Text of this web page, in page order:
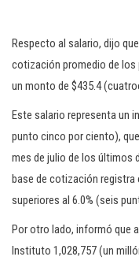
Respecto al salario, dijo
cotización promedio de los
un monto de $435.4
Este salario representa un
punto cinco por ciento),
mes de julio de los últimos
base de cotización registra
superiores al 6.0% (seis
Por otro lado, informó que
Instituto 1,028,757 (un